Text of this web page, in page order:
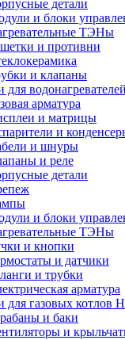
детали
и блоки
ТЭНы
и противни
и клапаны
для
арматура
и матрицы
и
и шнуры
и реле
детали
и блоки
ТЭНы
и кнопки
и датчики
и трубки
арматура
для газовых котлов
и баки
и